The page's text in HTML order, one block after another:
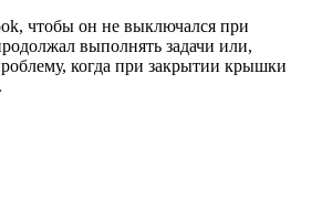
чтобы он не выключался при
выполнять задачи или,
когда при закрытии крышки